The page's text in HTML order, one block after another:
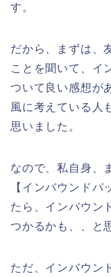
す。
だから、まずは、
ことを聞いて、イ
ついて良い感想が
風に考えている人
思いました。
なので、私自身、
【インバウンド
たら、インバウン
つかるかも、、と
ただ、インバウン